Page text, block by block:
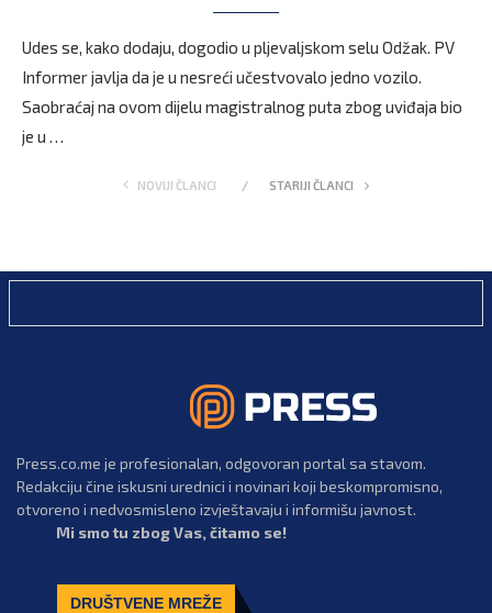
Udes se, kako dodaju, dogodio u pljevaljskom selu Odžak. PV
Informer javlja da je u nesreći učestvovalo jedno vozilo.
Saobraćaj na ovom dijelu magistralnog puta zbog uviđaja bio
je u …
NOVIJI ČLANCI STARIJI ČLANCI
Press.co.me je profesionalan, odgovoran portal sa stavom.
Redakciju čine iskusni urednici i novinari koji beskompromisno,
otvoreno i nedvosmisleno izvještavaju i informišu javnost.
Mi smo tu zbog Vas, čitamo se!
DRUŠTVENE MREŽE